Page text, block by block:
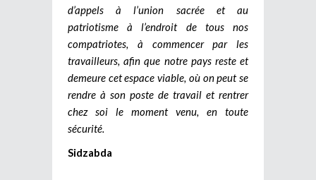
d’appels à l’union sacrée et au
patriotisme à l’endroit de tous nos
compatriotes, à commencer par les
travailleurs, afin que notre pays reste et
demeure cet espace viable, où on peut se
rendre à son poste de travail et rentrer
chez soi le moment venu, en toute
sécurité.
Sidzabda